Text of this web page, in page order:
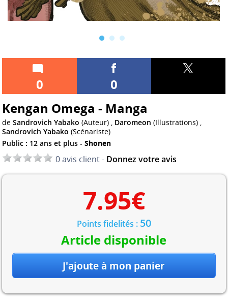
0
0
Kengan Omega - Manga
deSandrovich Yabako (Auteur) , Daromeon (Illustrations) ,
Sandrovich Yabako (Scénariste)
Public : 12 ans et plus -Shonen
0 avis client - Donnez votre avis
7.95€
Points fidelités : 50
Article disponible